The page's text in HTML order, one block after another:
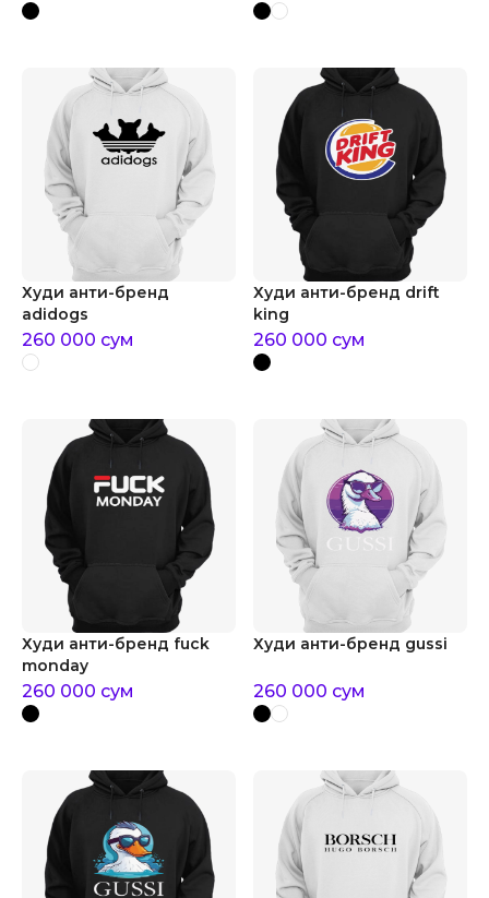
Худи анти-бренд
adidogs
260 000 сум
Худи анти-бренд drift
king
260 000 сум
Худи анти-бренд fuck
monday
260 000 сум
Худи анти-бренд gussi
260 000 сум